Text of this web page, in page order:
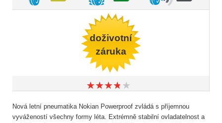
doživotní
záruka
★★★★★
★★★★★
Nová letní pneumatika Nokian Powerproof zvládá s příjemnou
vyvážeností všechny formy léta. Extrémně stabilní ovladatelnost a